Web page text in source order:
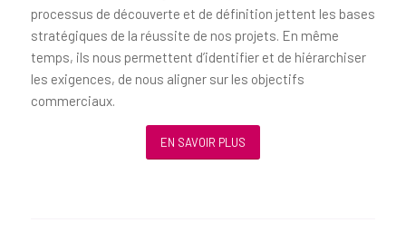
processus de découverte et de définition jettent les bases
stratégiques de la réussite de nos projets. En même
temps, ils nous permettent d’identifier et de hiérarchiser
les exigences, de nous aligner sur les objectifs
commerciaux.
EN SAVOIR PLUS